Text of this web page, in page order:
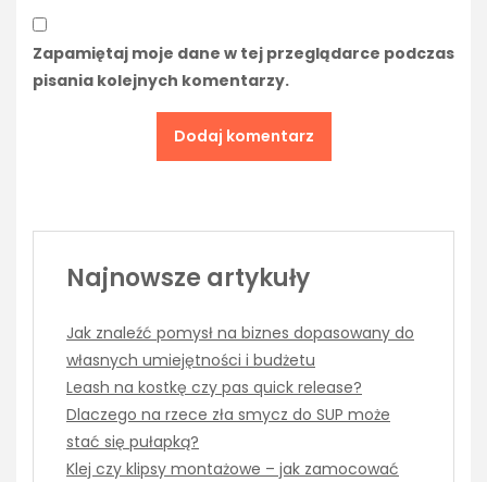
Zapamiętaj moje dane w tej przeglądarce podczas
pisania kolejnych komentarzy.
Najnowsze artykuły
Jak znaleźć pomysł na biznes dopasowany do
własnych umiejętności i budżetu
Leash na kostkę czy pas quick release?
Dlaczego na rzece zła smycz do SUP może
stać się pułapką?
Klej czy klipsy montażowe – jak zamocować